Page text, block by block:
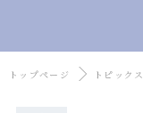
トップページ トピックス